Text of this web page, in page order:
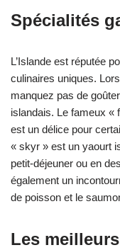
Spécialités
L’Islande est réputée
culinaires uniques.
manquez pas de
islandais. Le fameux «
est un délice pour
« skyr » est un yaourt
petit-déjeuner ou en
également un
de poisson et le
Les